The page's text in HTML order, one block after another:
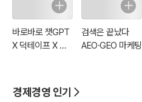
바로바로 챗GPT
X 덕테이프 X 코
검색은 끝났다
AEO·GEO 마케팅
경제경영 인기